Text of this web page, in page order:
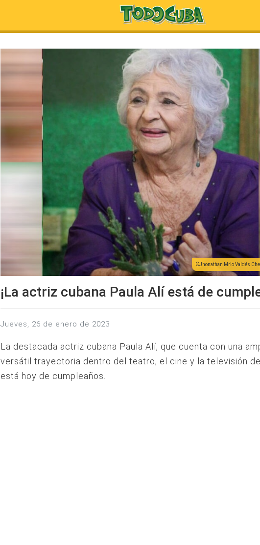
Jhonathan Mrio Valdés
¡La actriz cubana Paula Alí está de
jueves, 26 de enero de 2023
La destacada actriz cubana Paula Alí, que cuenta con una
versátil trayectoria dentro del teatro, el cine y la televisión
está hoy de cumpleaños.